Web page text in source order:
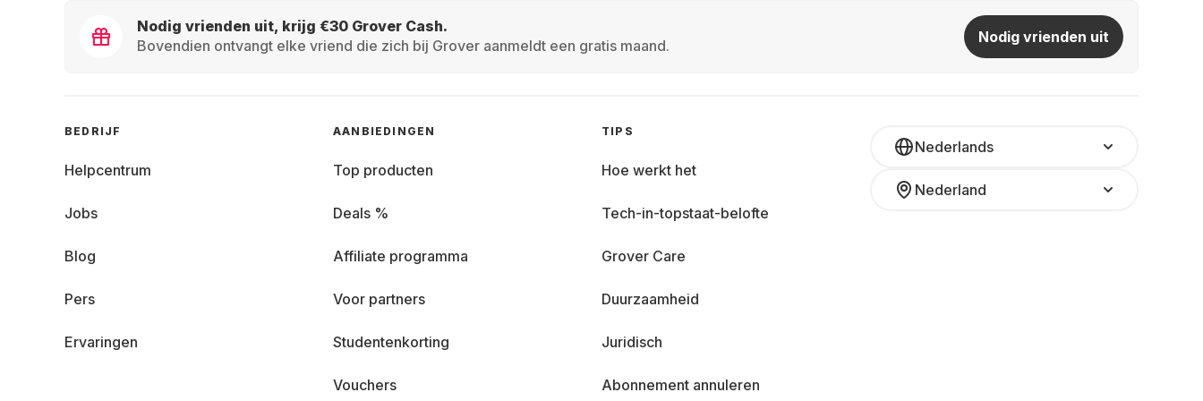
Nodig vrienden uit, krijg €30 Grover Cash.
Bovendien ontvangt elke vriend die zich bij Grover aanmeldt een gratis maand.
Nodig vrienden uit
Nederlands
Nederland
BEDRIJF
Helpcentrum
Jobs
Blog
Pers
Ervaringen
AANBIEDINGEN
Top producten
Deals %
Affiliate programma
Voor partners
Studentenkorting
Vouchers
TIPS
Hoe werkt het
Tech-in-topstaat-belofte
Grover Care
Duurzaamheid
Juridisch
Abonnement annuleren